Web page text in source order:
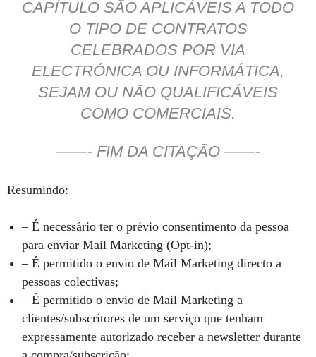
CAPÍTULO SÃO APLICÁVEIS A TODO
O TIPO DE CONTRATOS
CELEBRADOS POR VIA
ELECTRÓNICA OU INFORMÁTICA,
SEJAM OU NÃO QUALIFICÁVEIS
COMO COMERCIAIS.
——- FIM DA CITAÇÃO ——-
Resumindo:
– É necessário ter o prévio consentimento da pessoa
para enviar Mail Marketing (Opt-in);
– É permitido o envio de Mail Marketing directo a
pessoas colectivas;
– É permitido o envio de Mail Marketing a
clientes/subscritores de um serviço que tenham
expressamente autorizado receber a newsletter durante